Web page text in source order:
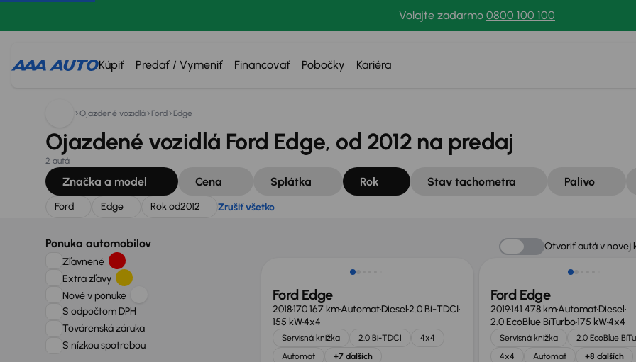
Volajte zadarmo 0800 100 100
Kúpiť Predať / Vymeniť Financovať Pobočky Kariéra
Hľadáte: Zrušiť všetko
Ojazdené vozidlá Ford Edge
Ojazdené vozidlá Ford Edge, od 2012 na predaj
2 autá
Značka a model Cena Splátka Rok Stav tachometra Palivo
Ford Edge Rok od2012 Zrušiť všetko
Ponuka automobilov
Zľavnené
Extra zľavy
Nové v ponuke
S odpočtom DPH
Továrenská záruka
S nízkou spotrebou
Otvoriť autá v novej
Ford Edge
2018170 167 kmAutomatDiesel2.0 Bi-TDCI
155 kW4x4
Servisná knižka 2.0 Bi-TDCI
4x4
Automat
+7 ďalších
Ford Edge
2019141 478 kmAutomatDiesel
2.0 EcoBlue BiTurbo175 kW4x4
Servisná knižka
2.0 EcoBlue
4x4
Automat +8 ďalších